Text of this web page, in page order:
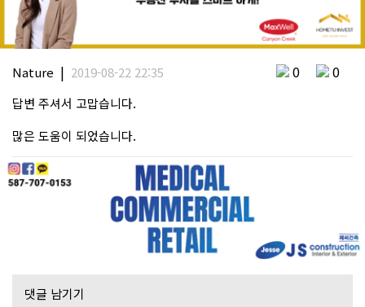
Nature | 2019-08-22 22:35 0 0
답변 주셔서 고맙습니다.
많은 도움이 되었습니다.
댓글 남기기